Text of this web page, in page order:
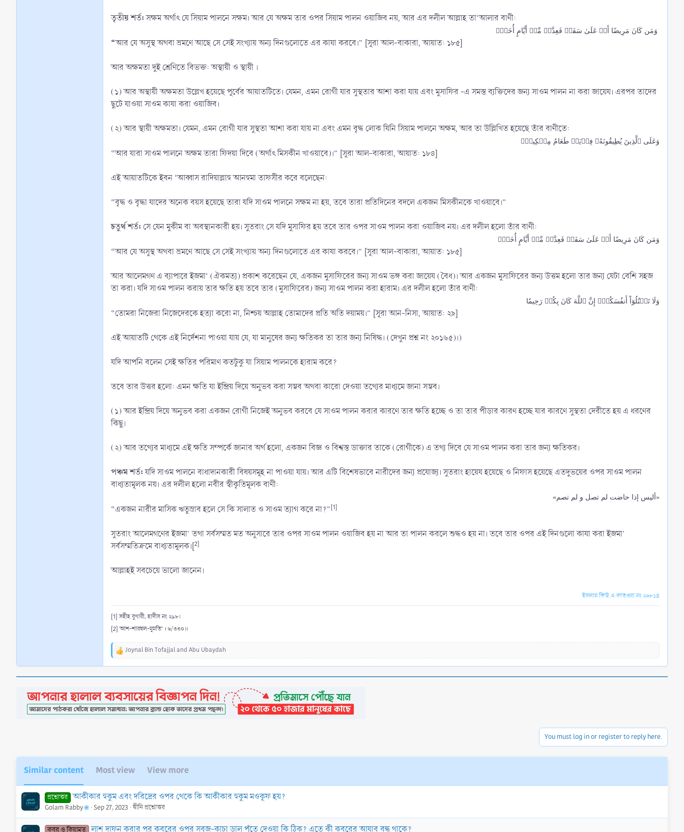
তৃতীয় শর্ত:সক্ষম অর্থাৎ যে সিয়াম পালনে সক্ষম। আর যে অক্ষম তার ওপর সিয়াম পালন ওয়াজিব নয়, আর এর দলীল আল্লাহ তা‘আলার বাণী:
“আর যে অসুস্থ অথবা ভ্রমণে আছে সে সেই সংখ্যায় অন্য দিনগুলোতে এর কাযা করবে।” [সূরা আল-বাকারা, আয়াত: ১৮৫]
আর অক্ষমতা দুই শ্রেণিতে বিভক্ত: অস্থায়ী ও স্থায়ী ।
(১) আর অস্থায়ী অক্ষমতা উল্লেখ হয়েছে পূর্বের আয়াতটিতে। যেমন, এমন রোগী যার সুস্থতার আশা করা যায় এবং মুসাফির -এ সমস্ত ব্যক্তিদের জন্য সাওম পালন না করা জায়েয। এরপর তাদের
ছুটে যাওয়া সাওম কাযা করা ওয়াজিব।
(২) আর স্থায়ী অক্ষমতা। যেমন, এমন রোগী যার সুস্থতা আশা করা যায় না এবং এমন বৃদ্ধ লোক যিনি সিয়াম পালনে অক্ষম, আর তা উল্লিখিত হয়েছে তাঁর বাণীতে:
وَعَلَى ٱلَّذِينَ يُطِيقُونَهُۥ فِدۡيَةٞ طَعَامُ مِسۡكِينٖۖ
“আর যারা সাওম পালনে অক্ষম তারা ফিদয়া দিবে (অর্থাৎ মিসকীন খাওয়াবে)।” [সূরা আল-বাকারা, আয়াত: ১৮৪]
এই আয়াতটিকে ইবন ‘আব্বাস রাদিয়াল্লাহু আনহুমা তাফসীর করে বলেছেন:
“বৃদ্ধ ও বৃদ্ধা যাদের অনেক বয়স হয়েছে তারা যদি সাওম পালনে সক্ষম না হয়, তবে তারা প্রতিদিনের বদলে একজন মিসকীনকে খাওয়াবে।”
চতুর্থ শর্ত: সে যেন মুকীম বা অবস্থানকারী হয়। সুতরাং সে যদি মুসাফির হয় তবে তার ওপর সাওম পালন করা ওয়াজিব নয়। এর দলীল হলো তাঁর বাণী:
وَمَن كَانَ مَرِيضًا أَوۡ عَلَىٰ سَفَرٖ فَعِدَّةٞ مِّنۡ أَيَّامٍ أُخَرَۗ
“আর যে অসুস্থ অথবা ভ্রমণে আছে সে সেই সংখ্যায় অন্য দিনগুলোতে এর কাযা করবে।” [সূরা আল-বাকারা, আয়াত: ১৮৫]
আর আলেমগণ এ ব্যাপারে ইজমা‘ (ঐকমত্য) প্রকাশ করেছেন যে, একজন মুসাফিরের জন্য সাওম ভঙ্গ করা জায়েয (বৈধ)। আর একজন মুসাফিরের জন্য উত্তম হলো তার জন্য যেটা বেশি সহজ
তা করা। যদি সাওম পালন করায় তার ক্ষতি হয় তবে তার (মুসাফিরের) জন্য সাওম পালন করা হারাম। এর দলীল হলো তাঁর বাণী:
وَلَا تَقۡتُلُوٓاْ أَنفُسَكُمۡۚ إِنَّ ٱللَّهَ كَانَ بِكُمۡ رَحِيمٗا
“তোমরা নিজেরা নিজেদেরকে হত্যা করো না, নিশ্চয় আল্লাহ তোমাদের প্রতি অতি দয়াময়।” [সূরা আন-নিসা, আয়াত: ২৯]
এই আয়াতটি থেকে এই নির্দেশনা পাওয়া যায় যে, যা মানুষের জন্য ক্ষতিকর তা তার জন্য নিষিদ্ধ। (দেখুন প্রশ্ন নং ২০১৬৫)।)
যদি আপনি বলেন সেই ক্ষতির পরিমাণ কতটুকু যা সিয়াম পালনকে হারাম করে?
তবে তার উত্তর হলো: এমন ক্ষতি যা ইন্দ্রিয় দিয়ে অনুভব করা সম্ভব অথবা কারো দেওয়া তথ্যের মাধ্যমে জানা সম্ভব।
(১) আর ইন্দ্রিয় দিয়ে অনুভব করা একজন রোগী নিজেই অনুভব করবে যে সাওম পালন করার কারণে তার ক্ষতি হচ্ছে ও তা তার পীড়ার কারণ হচ্ছে যার কারণে সুস্থতা দেরীতে হয় এ ধরণের
কিছু।
(২) আর তথ্যের মাধ্যমে এই ক্ষতি সম্পর্কে জানার অর্থ হলো, একজন বিজ্ঞ ও বিশ্বস্ত ডাক্তার তাকে (রোগীকে) এ তথ্য দিবে যে সাওম পালন করা তার জন্য ক্ষতিকর।
পঞ্চম শর্ত:যদি সাওম পালনে বাধাদানকারী বিষয়সমূহ না পাওয়া যায়। আর এটি বিশেষভাবে নারীদের জন্য প্রযোজ্য। সুতরাং হায়েয হয়েছে ও নিফাস হয়েছে এতদুভয়ের ওপর সাওম পালন
বাধ্যতামূলক নয়। এর দলীল হলো নবীর স্বীকৃতিমূলক বাণী:
«أليس إذا حاضت لم تصل و لم تصم»
“একজন নারীর মাসিক ঋতুস্রাব হলে সে কি সালাত ও সাওম ত্যাগ করে না?”[1]
সুতরাং আলেমগণের ইজমা’ তথা সর্বসম্মত মত অনুসারে তার ওপর সাওম পালন ওয়াজিব হয় না আর তা পালন করলে শুদ্ধও হয় না। তবে তার ওপর এই দিনগুলো কাযা করা ইজমা’
সর্বসম্মতিক্রমে বাধ্যতামূলক।[2]
আল্লাহই সবচেয়ে ভালো জানেন।
ইসলাম কিউ.এ ফাতওয়া নং ২৬৮১৪
[1] সহীহ বুখারী, হাদীস নং ২৯৮।
[2] আশ-শারহুল-মুমতি‘ (৬/৩৩০)।
R
i
o
n
Joynal Bin Tofajjaland Abu Ubaydah
You must log in or register to reply here.
Similar content Most view View more
প্রশ্নোত্তর আকীকার হুকুম এবং দরিদ্রের ওপর থেকে কি আকীকার হুকুম মওকূফ হয়?
Golam Rabby Sep 27, 2023 দ্বীনি প্রশ্নোত্তর
কবর ও কিয়ামত লাশ দাফন করার পর কবরের ওপর সবুজ-কাচা ডাল পুঁতে দেওয়া কি ঠিক? এতে কী কবরের আযাব বন্ধ থাকে?